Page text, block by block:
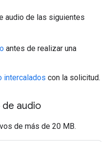
audio de las siguientes
antes de realizar una
intercalados con la solicitud.
audio
de más de 20 MB.